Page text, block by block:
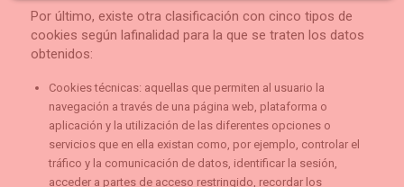
Por último, existe otra clasificación con cinco tipos de
cookies según lafinalidad para la que se traten los datos
obtenidos:
Cookies técnicas: aquellas que permiten al usuario la
navegación a través de una página web, plataforma o
aplicación y la utilización de las diferentes opciones o
servicios que en ella existan como, por ejemplo, controlar el
tráfico y la comunicación de datos, identificar la sesión,
acceder a partes de acceso restringido, recordar los